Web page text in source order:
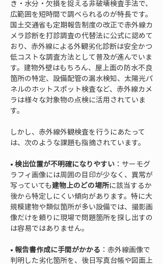
き・水分・欠損を捉える非破壊検査手法で、
広範囲を短時間で調べられるのが特長です。
国土交通省も定期報告制度の改正で赤外線カ
メラ診断を打診調査の代替法に公式に認めて
おり、赤外線による外観劣化診断は安全かつ
低コストな調査方法として普及が進んでいま
す。建物外壁はもちろん、屋上面の防水不良
箇所の特定、設備配管の漏水検知、太陽光パ
ネルのホットスポット検査など、赤外線カメ
ラは様々な対象物の点検に活用されていま
す。
しかし、赤外線外観検査を行うにあたって
は、次のような課題も指摘されています。
• 検出位置が不明確になりやすい ：サーモグ
ラフィ画像には周囲の目印が少なく、異常が
写っていても建物上のどの場所に該当するか
後から特定しにくい傾向があります。特に大
規模建物や類似箇所が多い設備では、撮影画
像だけを頼りに現場で問題箇所を探し出すの
• 報告書作成に手間がかかる ：赤外線画像で
判明した劣化箇所を、後日写真台帳や図面上